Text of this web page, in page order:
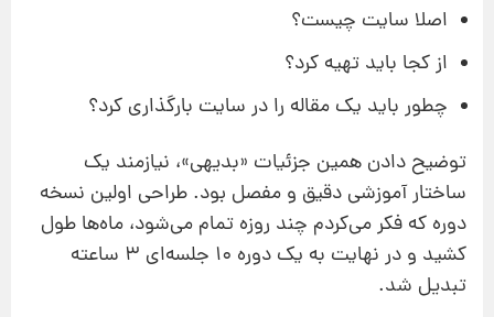
اصلا سایت چیست؟
از کجا باید تهیه کرد؟
چطور باید یک مقاله را در سایت بارگذاری کرد؟
توضیح دادن همین جزئیات «بدیهی»، نیازمند یک
ساختار آموزشی دقیق و مفصل بود. طراحی اولین نسخه
دوره که فکر می‌کردم چند روزه تمام می‌شود، ماه‌ها طول
کشید و در نهایت به یک دوره ۱۰ جلسه‌ای ۳ ساعته
تبدیل شد.